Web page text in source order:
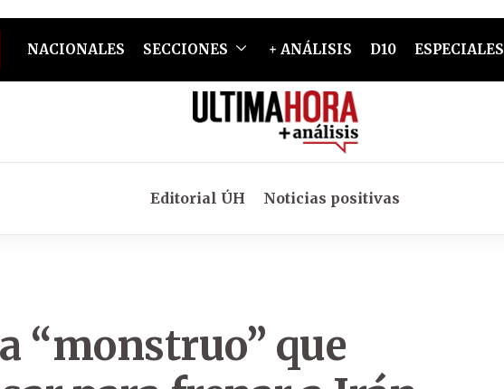
NACIONALES SECCIONES + ANÁLISIS D10 ESPECIALES
Editorial ÚH Noticias positivas
“monstruo” que